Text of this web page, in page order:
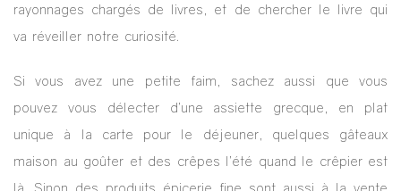
rayonnages chargés de livres, et de chercher le livre qui
va réveiller notre curiosité.
Si vous avez une petite faim, sachez aussi que vous
pouvez vous délecter d’une assiette grecque, en plat
unique à la carte pour le déjeuner, quelques gâteaux
maison au goûter et des crêpes l’été quand le crêpier est
là. Sinon des produits épicerie fine sont aussi à la vente